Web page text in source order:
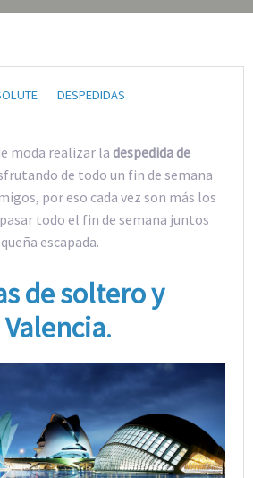
DESPEDIDAS
moda realizar la despedida de
de todo un fin de semana
por eso cada vez son más los
todo el fin de semana juntos
escapada.
de soltero y
.